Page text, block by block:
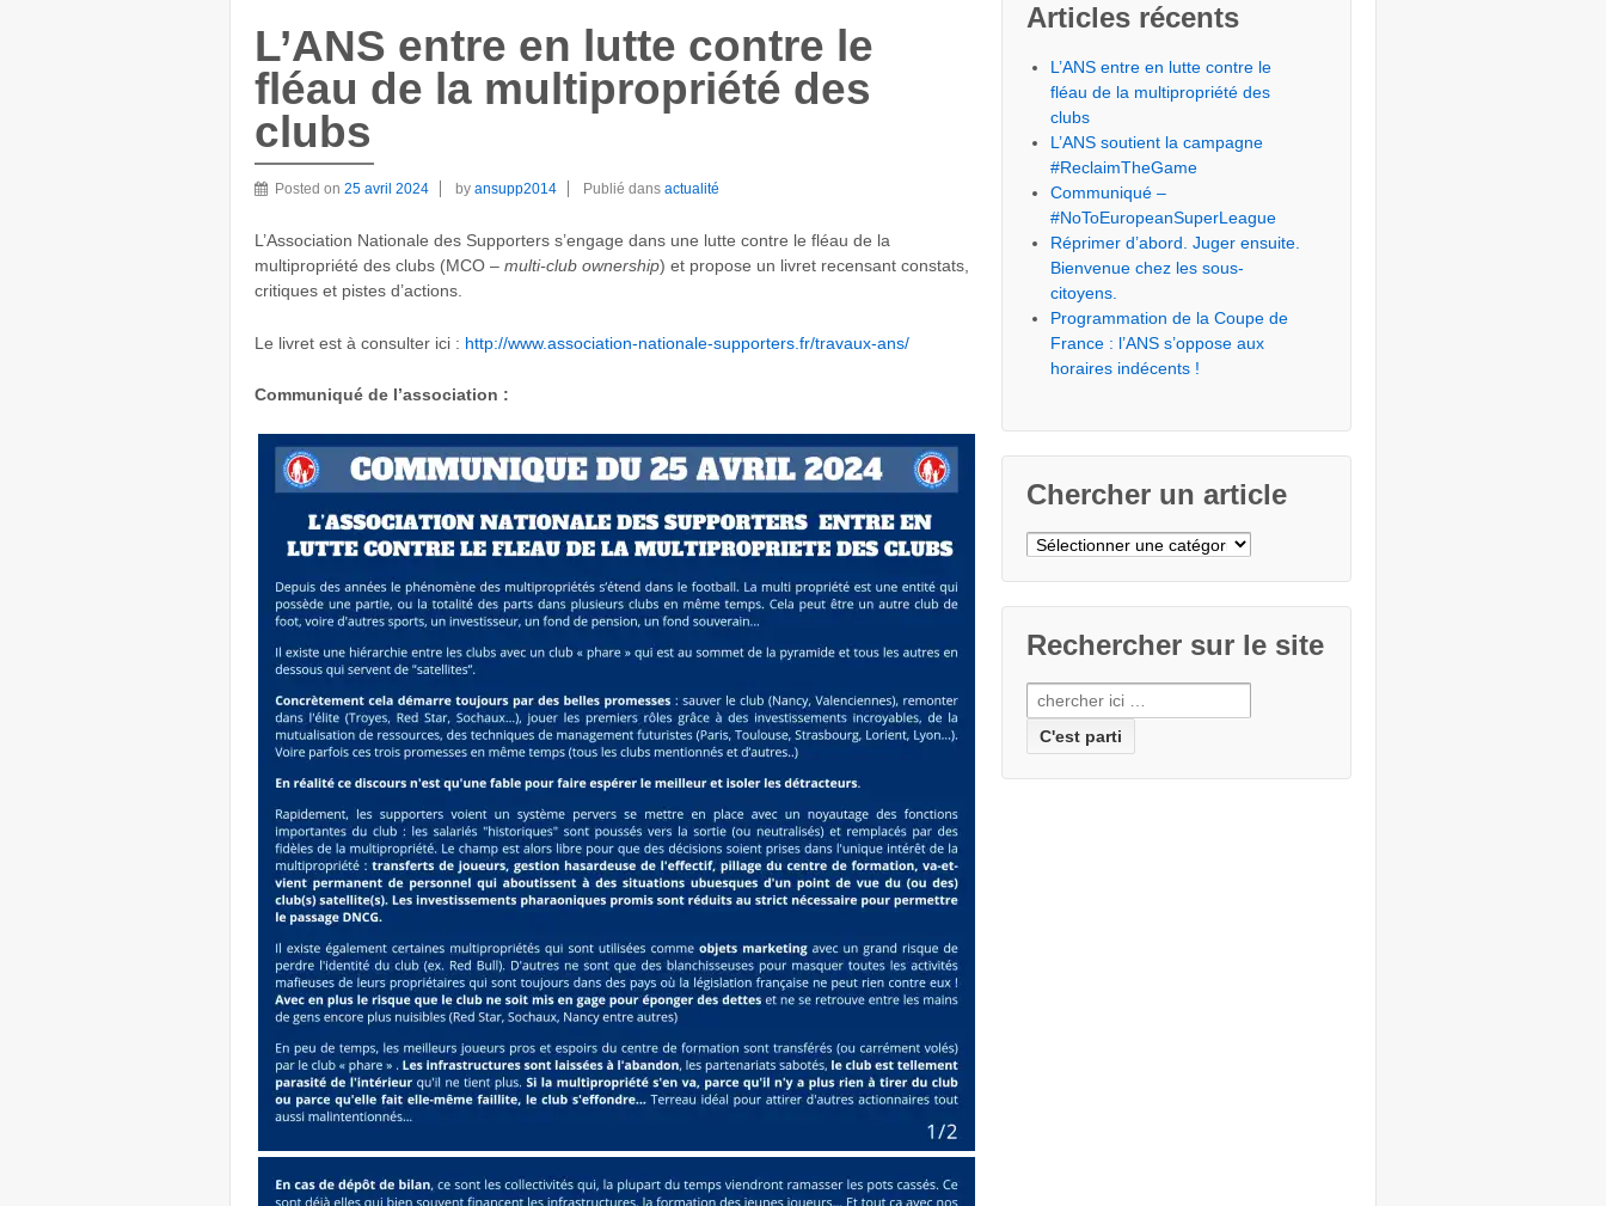
L’ANS entre en lutte contre le
fléau de la multipropriété des
clubs
Posted on 25 avril 2024 by ansupp2014 Publié dans actualité
L’Association Nationale des Supporters s’engage dans une lutte contre le fléau de la
multipropriété des clubs (MCO – multi-club ownership) et propose un livret recensant constats,
critiques et pistes d’actions.
Le livret est à consulter ici : http://www.association-nationale-supporters.fr/travaux-ans/
Communiqué de l’association :
Articles récents
L’ANS entre en lutte contre le
fléau de la multipropriété des
clubs
L’ANS soutient la campagne
#ReclaimTheGame
Communiqué –
#NoToEuropeanSuperLeague
Réprimer d’abord. Juger ensuite.
Bienvenue chez les sous-
citoyens.
Programmation de la Coupe de
France : l’ANS s’oppose aux
horaires indécents !
Chercher un article
Chercher
Rechercher sur le site
Recherche
pour: